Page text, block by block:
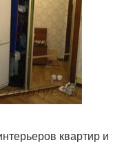
квартир и